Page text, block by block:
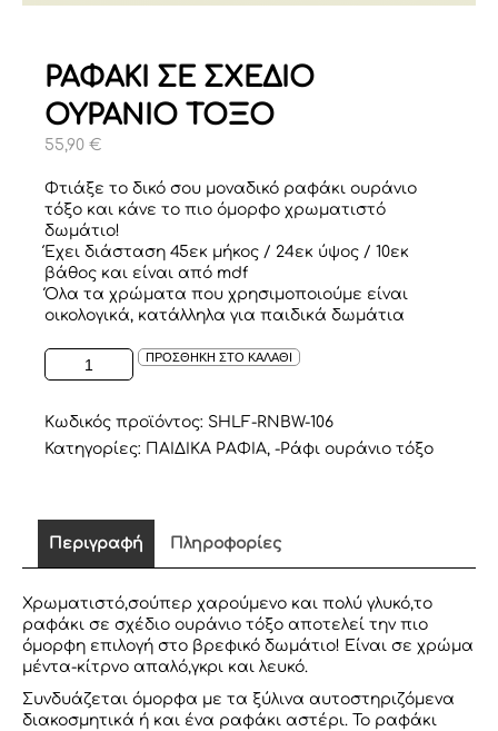
ΡΑΦΑΚΙ ΣΕ ΣΧΕΔΙΟ
ΟΥΡΑΝΙΟ ΤΟΞΟ
55,90 €
Φτιάξε το δικό σου μοναδικό ραφάκι ουράνιο
τόξο και κάνε το πιο όμορφο χρωματιστό
δωμάτιο!
Έχει διάσταση 45εκ μήκος / 24εκ ύψος / 10εκ
βάθος και είναι από mdf
Όλα τα χρώματα που χρησιμοποιούμε είναι
οικολογικά, κατάλληλα για παιδικά δωμάτια
ΡΑΦΑΚΙ
ΣΕ
ΟΥΡΑΝΙΟ
ΤΟΞΟ
ποσότητα
ΠΡΟΣΘΗΚΗ ΣΤΟ ΚΑΛΑΘΙ
Κωδικός προϊόντος: SHLF-RNBW-106
Κατηγορίες: ΠΑΙΔΙΚΑ ΡΑΦΙΑ, -Ράφι ουράνιο τόξο
Περιγραφή Πληροφορίες
Χρωματιστό,σούπερ χαρούμενο και πολύ γλυκό,το
ραφάκι σε σχέδιο ουράνιο τόξο αποτελεί την πιο
όμορφη επιλογή στο βρεφικό δωμάτιο! Είναι σε χρώμα
μέντα-κίτρνο απαλό,γκρι και λευκό.
Συνδυάζεται όμορφα με τα ξύλινα αυτοστηριζόμενα
διακοσμητικά ή και ένα ραφάκι αστέρι. Το ραφάκι